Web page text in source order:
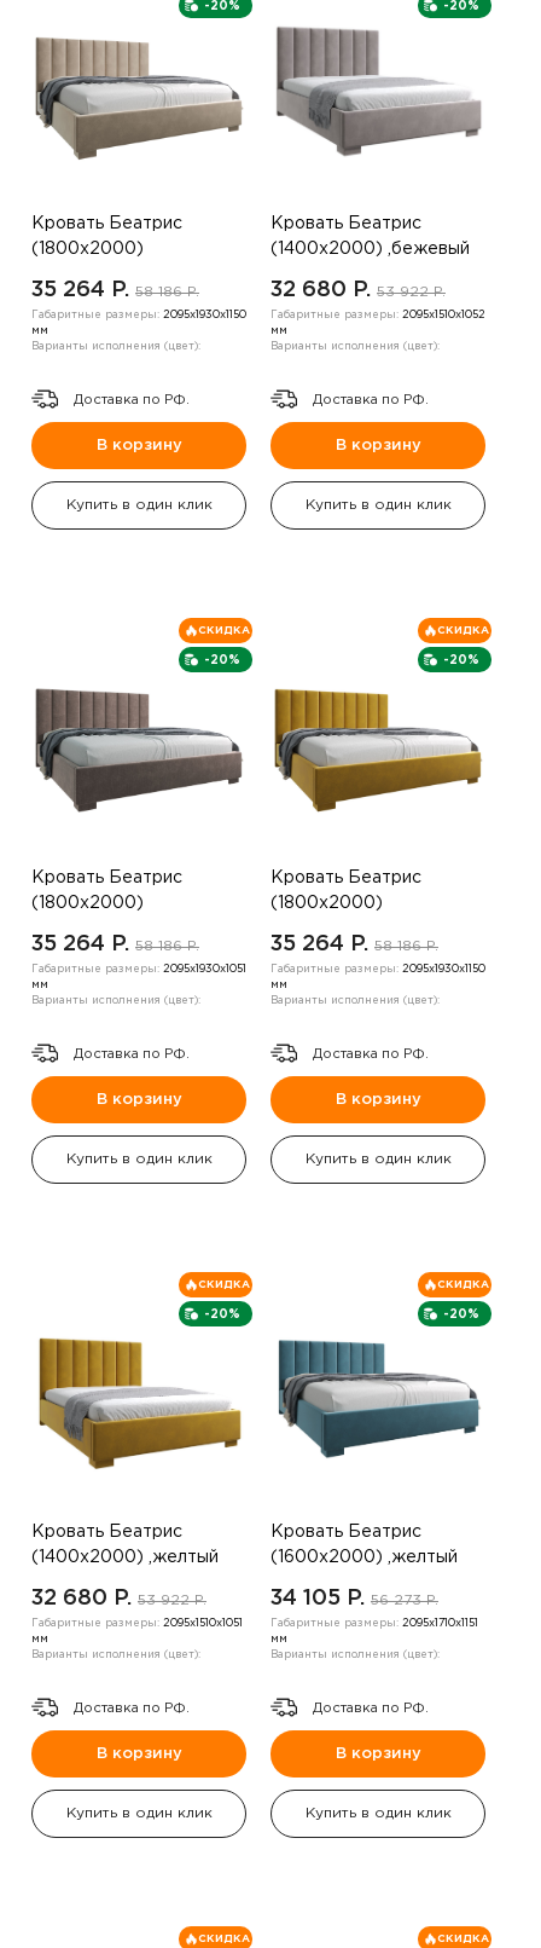
-20%
Кровать Беатрис
(1800х2000)
35 264 P. 58 186 P.
Габаритные размеры: 2095х1930х1150
мм
Варианты исполнения (цвет):
Доставка по РФ.
В корзину
Купить в один клик
-20%
Кровать Беатрис
(1400х2000) ,бежевый
32 680 P. 53 922 P.
Габаритные размеры: 2095х1510х1052
мм
Варианты исполнения (цвет):
Доставка по РФ.
В корзину
Купить в один клик
-20%
СКИДКА
Кровать Беатрис
(1800х2000)
35 264 P. 58 186 P.
Габаритные размеры: 2095х1930х1051
мм
Варианты исполнения (цвет):
Доставка по РФ.
В корзину
Купить в один клик
-20%
СКИДКА
Кровать Беатрис
(1800х2000)
35 264 P. 58 186 P.
Габаритные размеры: 2095х1930х1150
мм
Варианты исполнения (цвет):
Доставка по РФ.
В корзину
Купить в один клик
-20%
СКИДКА
Кровать Беатрис
(1400х2000) ,желтый
32 680 P. 53 922 P.
Габаритные размеры: 2095х1510х1051
мм
Варианты исполнения (цвет):
Доставка по РФ.
В корзину
Купить в один клик
-20%
СКИДКА
Кровать Беатрис
(1600х2000) ,желтый
34 105 P. 56 273 P.
Габаритные размеры: 2095х1710х1151
мм
Варианты исполнения (цвет):
Доставка по РФ.
В корзину
Купить в один клик
СКИДКА СКИДКА